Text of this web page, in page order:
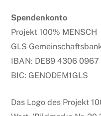
Spendenkonto
Projekt 100% MENSCH
GLS
IBAN: DE89 4306
BIC: GENODEM1GLS
Das Logo des Projekt